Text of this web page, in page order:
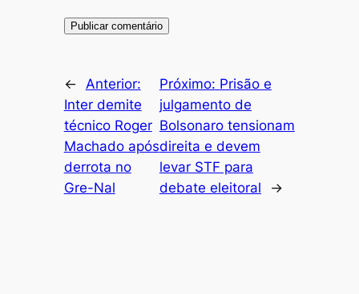
← Anterior:
Inter demite
técnico Roger
Machado após
derrota no
Gre-Nal
Próximo: Prisão e
julgamento de
Bolsonaro tensionam
direita e devem
levar STF para
debate eleitoral
→